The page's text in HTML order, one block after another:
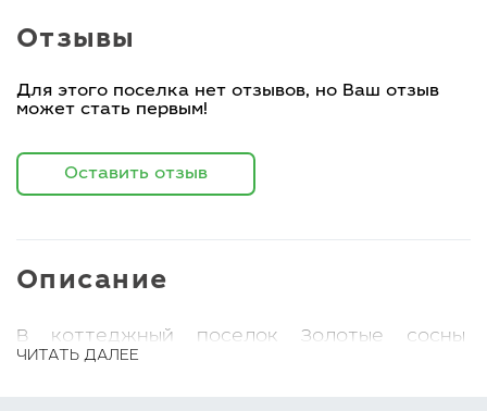
Отзывы
Для этого поселка нет отзывов, но Ваш отзыв
может стать первым!
Оставить отзыв
Описание
В коттеджный поселок Золотые сосны
входит около трехсот участков. Дома
ЧИТАТЬ ДАЛЕЕ